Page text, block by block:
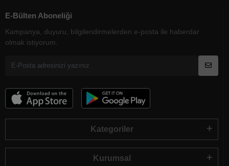
E-Bülten Aboneliği
Kampanya, duyuru, bilgilendirmelerden e-posta ile haberdar
olmak istiyorum.
Kategoriler
Kurumsal